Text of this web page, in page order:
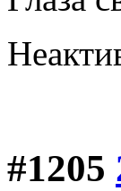
#1205